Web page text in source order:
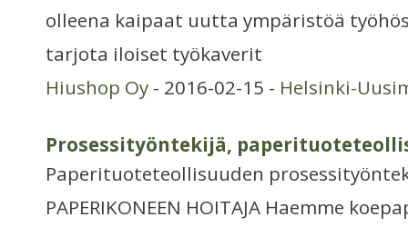
olleena kaipaat uutta ympäristöä
tarjota iloiset työkaverit
Hiushop Oy - 2016-02-15 - Helsinki-
Prosessityöntekijä,
Paperituoteteollisuuden
PAPERIKONEEN HOITAJA Haemme